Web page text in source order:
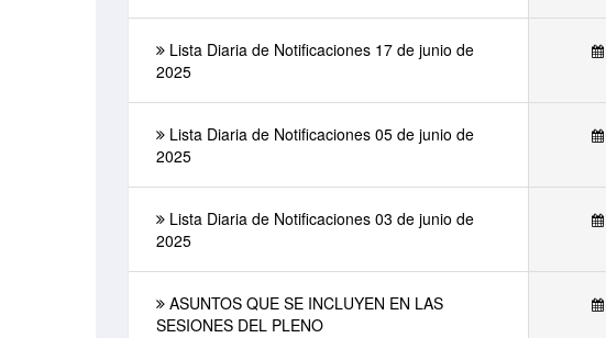
Lista Diaria de Notificaciones 17 de junio de
2025
Lista Diaria de Notificaciones 05 de junio de
2025
Lista Diaria de Notificaciones 03 de junio de
2025
ASUNTOS QUE SE INCLUYEN EN LAS
SESIONES DEL PLENO